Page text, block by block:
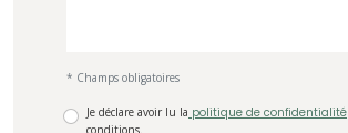
* Champs obligatoires
Je déclare avoir lu la politique de confidentialité
conditions.